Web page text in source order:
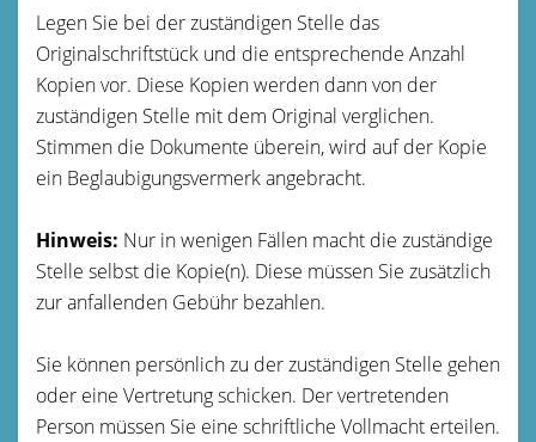
Legen Sie bei der zuständigen Stelle das
Originalschriftstück und die entsprechende Anzahl
Kopien vor. Diese Kopien werden dann von der
zuständigen Stelle mit dem Original verglichen.
Stimmen die Dokumente überein, wird auf der Kopie
ein Beglaubigungsvermerk angebracht.
Hinweis: Nur in wenigen Fällen macht die zuständige
Stelle selbst die Kopie(n). Diese müssen Sie zusätzlich
zur anfallenden Gebühr bezahlen.
Sie können persönlich zu der zuständigen Stelle gehen
oder eine Vertretung schicken. Der vertretenden
Person müssen Sie eine schriftliche Vollmacht erteilen.